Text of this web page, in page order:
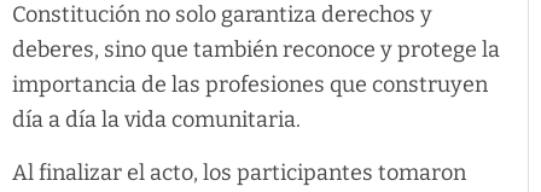
Constitución no solo garantiza derechos y
deberes, sino que también reconoce y protege la
importancia de las profesiones que construyen
día a día la vida comunitaria.
Al finalizar el acto, los participantes tomaron